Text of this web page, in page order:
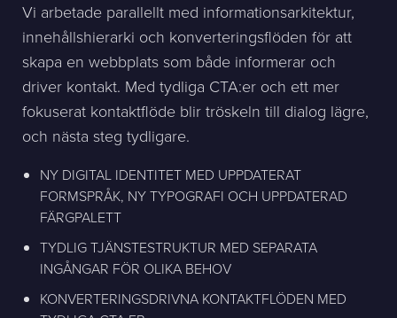
Vi arbetade parallellt med informationsarkitektur,
innehållshierarki och konverteringsflöden för att
skapa en webbplats som både informerar och
driver kontakt. Med tydliga CTA:er och ett mer
fokuserat kontaktflöde blir tröskeln till dialog lägre,
och nästa steg tydligare.
NY DIGITAL IDENTITET MED UPPDATERAT
FORMSPRÅK, NY TYPOGRAFI OCH UPPDATERAD
FÄRGPALETT
TYDLIG TJÄNSTESTRUKTUR MED SEPARATA
INGÅNGAR FÖR OLIKA BEHOV
KONVERTERINGSDRIVNA KONTAKTFLÖDEN MED